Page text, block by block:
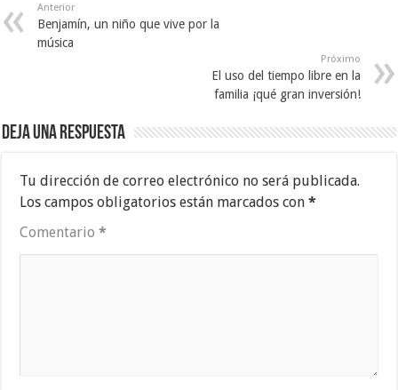
Anterior
Benjamín, un niño que vive por la
música
Próximo
El uso del tiempo libre en la
familia ¡qué gran inversión!
Deja una respuesta
Tu dirección de correo electrónico no será publicada.
Los campos obligatorios están marcados con*
Comentario*